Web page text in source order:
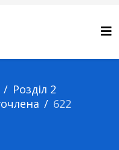
Розділ 2
622